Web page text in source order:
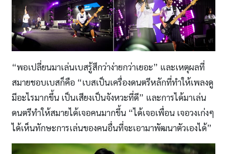
“พอเปลี่ยนมาเล่นเบสรู้สึกว่าง่ายกว่าเยอะ” และเหตุผลที่
สมายชอบเบสก็คือ “เบสเป็นเครื่องดนตรีหลักที่ทำให้เพลงดู
มีอะไรมากขึ้น เป็นเสียงเป็นจังหวะที่ดี” และการได้มาเล่น
ดนตรีทำให้สมายได้เจอคนมากขึ้น “ได้เจอเพื่อน เจอวงเก่งๆ
ได้เห็นทักษะการเล่นของคนอื่นที่จะเอามาพัฒนาตัวเองได้”